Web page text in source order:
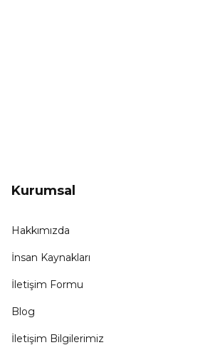
Kurumsal
Hakkımızda
İnsan Kaynakları
İletişim Formu
Blog
İletişim Bilgilerimiz